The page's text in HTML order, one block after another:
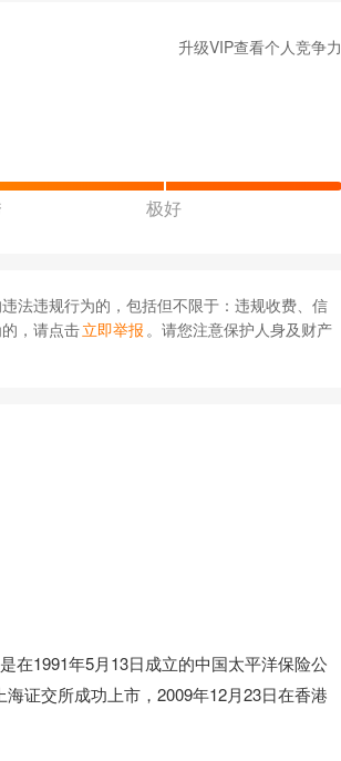
升级VIP查看个人竞争力
极好
法违规行为的，包括但不限于：违规收费、信
，请点击立即举报 。请您注意保护人身及财产
1991年5月13日成立的中国太平洋保险公
证交所成功上市，2009年12月23日在香港